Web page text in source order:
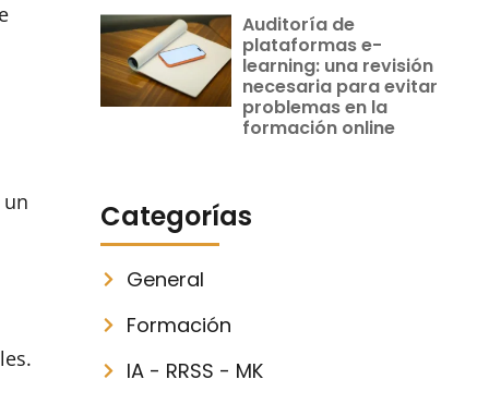
Auditoría de
plataformas e-
learning: una revisión
necesaria para evitar
problemas en la
formación online
Categorías
General
Formación
IA - RRSS - MK